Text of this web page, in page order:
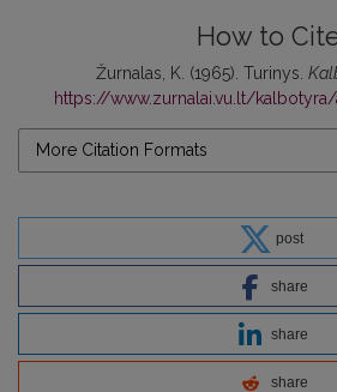
How to
Žurnalas, K. (1965). Turinys.
https://www.zurnalai.vu.lt/
More Citation Formats
post
share
share
share